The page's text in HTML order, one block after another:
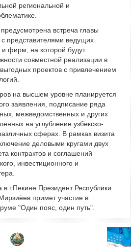
региональной и
встреча главы
с представителями ведущих
и фирм, на которой будут
совместной реализации в
проектов с привлечением
на высшем уровне планируется
заявления, подписание ряда
межведомственных и других
на углубление узбекско-
сферах. В рамках визита
деловыми кругами двух
контрактов и соглашений
инвестиционного и
г.Пекине Президент Республики
примет участие в
"Один пояс, один путь".